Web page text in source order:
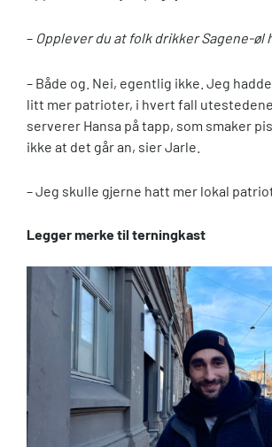
– Opplever du at folk drikker Sagene-øl
– Både og. Nei, egentlig ikke. Jeg
litt mer patrioter, i hvert fall
serverer Hansa på tapp, som smaker
ikke at det går an, sier Jarle.
– Jeg skulle gjerne hatt mer lokal
Legger merke til terningkast